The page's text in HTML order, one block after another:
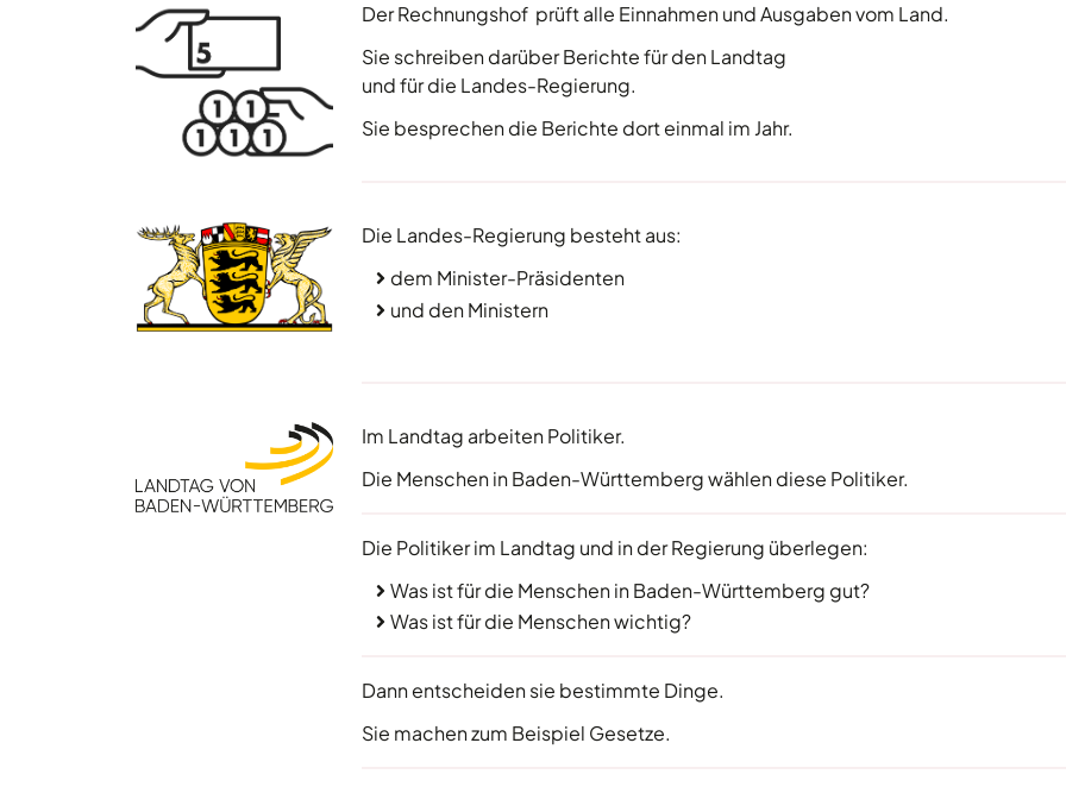
Der Rechnungshof prüft alle Einnahmen und Ausgaben vom Land.
Sie schreiben darüber Berichte für den Landtag
und für die Landes-Regierung.
Sie besprechen die Berichte dort einmal im Jahr.
Die Landes-Regierung besteht aus:
dem Minister-Präsidenten
und den Ministern
Im Landtag arbeiten Politiker.
Die Menschen in Baden-Württemberg wählen diese Politiker.
Die Politiker im Landtag und in der Regierung überlegen:
Was ist für die Menschen in Baden-Württemberg gut?
Was ist für die Menschen wichtig?
Dann entscheiden sie bestimmte Dinge.
Sie machen zum Beispiel Gesetze.